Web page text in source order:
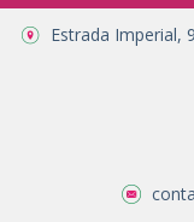
Estrada Imperial,